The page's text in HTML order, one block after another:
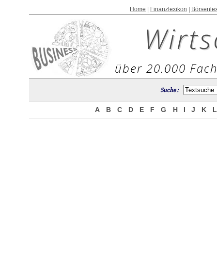
Home Finanzlexikon
über 20.000
Suche :
A B C D E F G H I J K